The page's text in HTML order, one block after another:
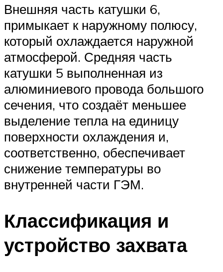
Внешняя часть катушки 6,
примыкает к наружному полюсу,
который охлаждается наружной
атмосферой. Средняя часть
катушки 5 выполненная из
алюминиевого провода большого
сечения, что создаёт меньшее
выделение тепла на единицу
поверхности охлаждения и,
соответственно, обеспечивает
снижение температуры во
внутренней части ГЭМ.
Классификация и
устройство захвата